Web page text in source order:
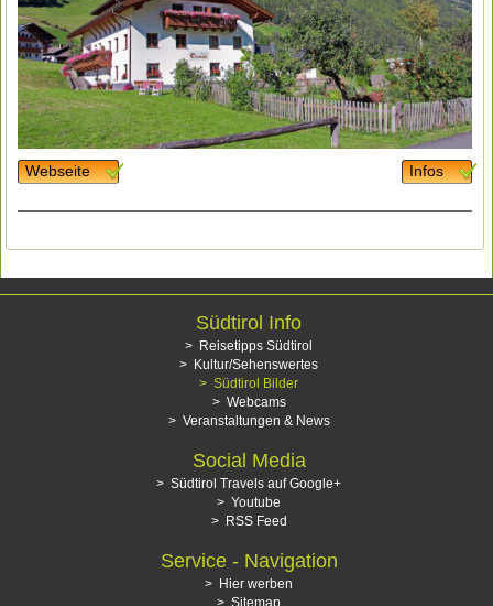
Webseite Infos
Südtirol Info
Reisetipps Südtirol
Kultur/Sehenswertes
Südtirol Bilder
Webcams
Veranstaltungen & News
Social Media
Südtirol Travels auf Google+
Youtube
RSS Feed
Service - Navigation
Hier werben
Sitemap